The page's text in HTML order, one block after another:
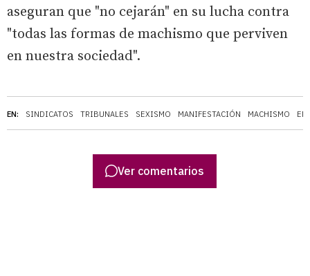
EN: SINDICATOS TRIBUNALES SEXISMO MANIFESTACIÓN MACHISMO
aseguran que "no cejarán" en su lucha contra
"todas las formas de machismo que perviven
en nuestra sociedad".
Ver comentarios